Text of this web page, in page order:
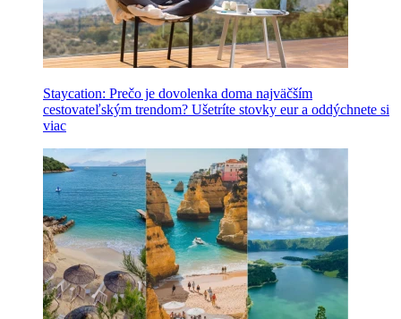
Staycation: Prečo je dovolenka doma najväčším
cestovateľským trendom? Ušetríte stovky eur a oddýchnete si
viac